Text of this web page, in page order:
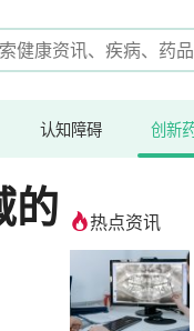
认知障碍 创新
的
热点资讯